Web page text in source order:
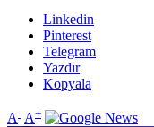
Linkedin
Pinterest
Telegram
Yazdır
Kopyala
A- A+